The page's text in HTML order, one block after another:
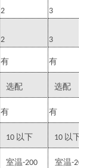
2 3
2 3
有 有
选配 选配
有 有
10 以下 10 以下
室温-200 室温-200